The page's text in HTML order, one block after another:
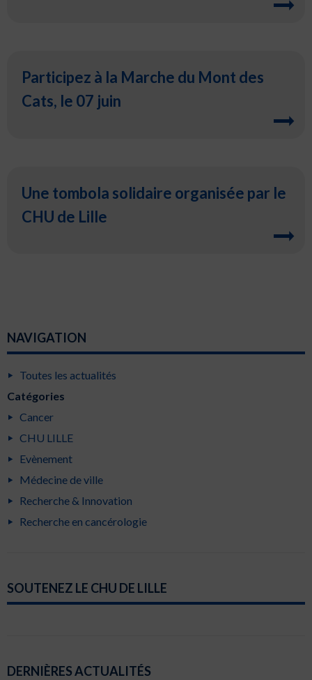
Participez à la Marche du Mont des
Cats, le 07 juin
Une tombola solidaire organisée par le
CHU de Lille
NAVIGATION
Toutes les actualités
Catégories
Cancer
CHU LILLE
Evènement
Médecine de ville
Recherche & Innovation
Recherche en cancérologie
SOUTENEZ LE CHU DE LILLE
DERNIÈRES ACTUALITÉS